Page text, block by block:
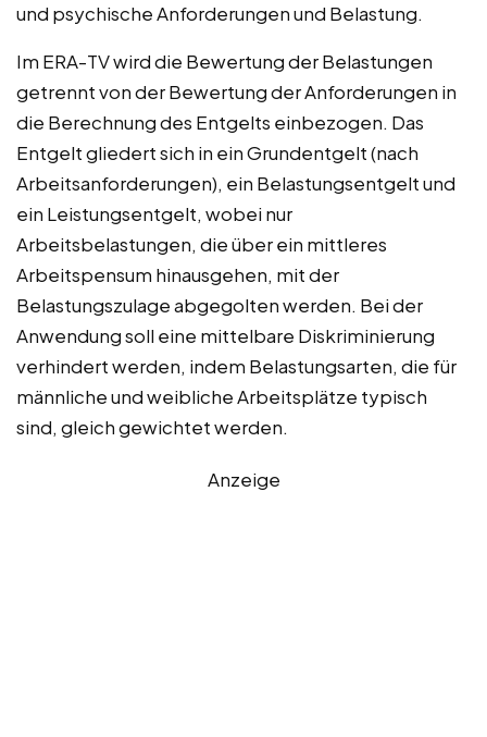
und psychische Anforderungen und Belastung.
Im ERA-TV wird die Bewertung der Belastungen
getrennt von der Bewertung der Anforderungen in
die Berechnung des Entgelts einbezogen. Das
Entgelt gliedert sich in ein Grundentgelt (nach
Arbeitsanforderungen), ein Belastungsentgelt und
ein Leistungsentgelt, wobei nur
Arbeitsbelastungen, die über ein mittleres
Arbeitspensum hinausgehen, mit der
Belastungszulage abgegolten werden. Bei der
Anwendung soll eine mittelbare Diskriminierung
verhindert werden, indem Belastungsarten, die für
männliche und weibliche Arbeitsplätze typisch
sind, gleich gewichtet werden.
Anzeige